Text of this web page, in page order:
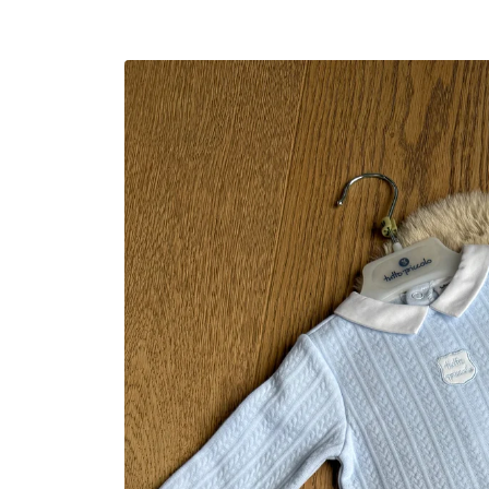
Ga direct naar
productinformatie